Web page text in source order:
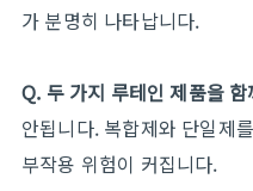
가 분명히 나타납니다.
Q. 두 가지 루테인 제품을
안됩니다. 복합제와 단일제
부작용 위험이 커집니다.